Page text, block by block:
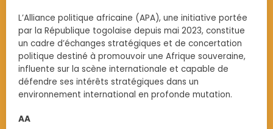
L’Alliance politique africaine (APA), une initiative portée
par la République togolaise depuis mai 2023, constitue
un cadre d’échanges stratégiques et de concertation
politique destiné à promouvoir une Afrique souveraine,
influente sur la scène internationale et capable de
défendre ses intérêts stratégiques dans un
environnement international en profonde mutation.
AA